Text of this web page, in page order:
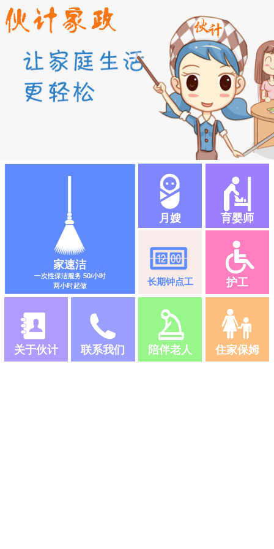
家速洁
一次性保洁服务 50/小时
两小时起做
月嫂 育婴师
长期钟点工 护工
关于伙计 联系我们 陪伴老人 住家保姆